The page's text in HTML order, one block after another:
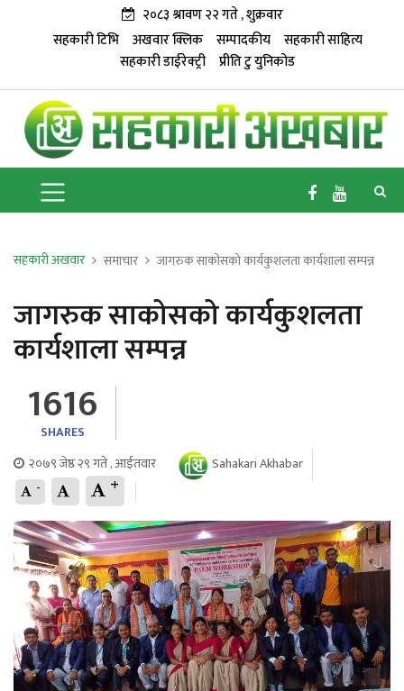
२०८३ श्रावण २२ गते , शुक्रवार
सहकारी टिभि
अखवार क्लिक सम्पादकीय
सहकारी साहित्य
सहकारी डाईरेक्ट्री प्रीति टु युनिकोड
सहकारी अखवार समाचार जागरुक साकोसको कार्यकुशलता कार्यशाला सम्पन्न
जागरुक साकोसको कार्यकुशलता
कार्यशाला सम्पन्न
1616
SHARES
२०७९ जेष्ठ २९ गते , आईतवार
Sahakari Akhabar
- +